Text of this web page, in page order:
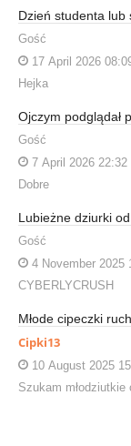
Dzień studenta lub
Gość
17 April 2026
Hejka
Ojczym podglądał
Gość
7 April 2026 22:32
Dobre
Lubieżne dziurki
Gość
4 November 2025
CYBERLYCRUSH
Młode cipeczki
Cipki13
10 August 2025
Szukam